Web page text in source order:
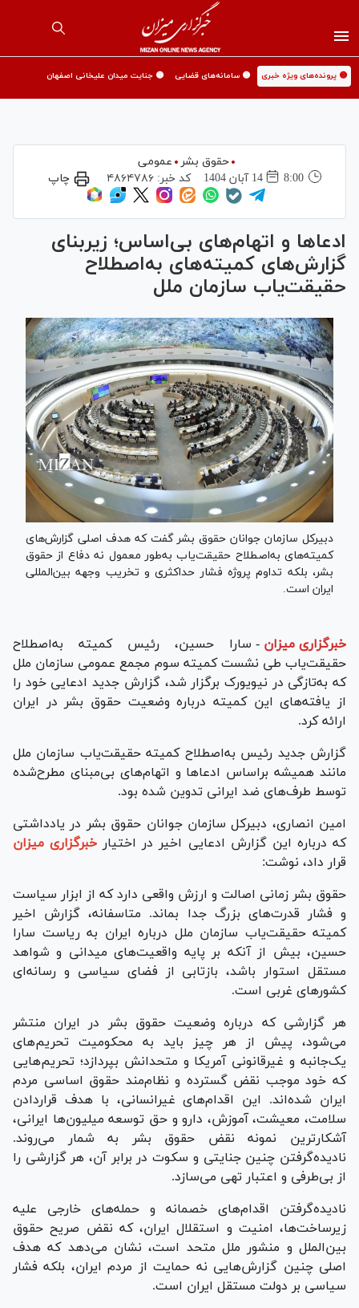
🟡 پرونده‌های ویژه خبری 🟡 سامانه‌های قضایی 🟡 جنایت میدان علیخانی اصفهان
حقوق بشر
عمومی
8:00
14 آبان 1404 کد خبر:۴۸۶۴۷۸۶ چاپ
ادعا‌ها و اتهام‌های بی‌اساس؛ زیربنای
گزارش‌های کمیته‌های به‌اصطلاح
حقیقت‌یاب سازمان ملل
دبیرکل سازمان جوانان حقوق بشر گفت که هدف اصلی گزارش‌های
کمیته‌های به‌اصطلاح حقیقت‌یاب به‌طور معمول نه دفاع از حقوق
بشر، بلکه تداوم پروژه فشار حداکثری و تخریب وجهه بین‌المللی
ایران است.
خبرگزاری میزان - سارا حسین، رئیس کمیته به‌اصطلاح
حقیقت‌یاب طی نشست کمیته سوم مجمع عمومی سازمان ملل
که به‌تازگی در نیویورک برگزار شد، گزارش جدید ادعایی خود را
از یافته‌های این کمیته درباره وضعیت حقوق بشر در ایران
ارائه کرد.
گزارش جدید رئیس به‌اصطلاح کمیته حقیقت‌یاب سازمان ملل
مانند همیشه براساس ادعا‌ها و اتهام‌های بی‌مبنای مطرح‌شده
توسط طرف‌های ضد ایرانی تدوین شده بود.
امین انصاری، دبیرکل سازمان جوانان حقوق بشر در یادداشتی
که درباره این گزارش ادعایی اخیر در اختیار خبرگزاری میزان
قرار داد، نوشت:
حقوق بشر زمانی اصالت و ارزش واقعی دارد که از ابزار سیاست
و فشار قدرت‌های بزرگ جدا بماند. متاسفانه، گزارش اخیر
کمیته حقیقت‌یاب سازمان ملل درباره ایران به ریاست سارا
حسین، بیش از آنکه بر پایه واقعیت‌های میدانی و شواهد
مستقل استوار باشد، بازتابی از فضای سیاسی و رسانه‌ای
کشور‌های غربی است.
هر گزارشی که درباره وضعیت حقوق بشر در ایران منتشر
می‌شود، پیش از هر چیز باید به محکومیت تحریم‌های
یک‌جانبه و غیرقانونی آمریکا و متحدانش بپردازد؛ تحریم‌هایی
که خود موجب نقض گسترده و نظام‌مند حقوق اساسی مردم
ایران شده‌اند. این اقدام‌های غیرانسانی، با هدف قراردادن
سلامت، معیشت، آموزش، دارو و حق توسعه میلیون‌ها ایرانی،
آشکارترین نمونه نقض حقوق بشر به شمار می‌روند.
نادیده‌گرفتن چنین جنایتی و سکوت در برابر آن، هر گزارشی را
از بی‌طرفی و اعتبار تهی می‌سازد.
نادیده‌گرفتن اقدام‌های خصمانه و حمله‌های خارجی علیه
زیرساخت‌ها، امنیت و استقلال ایران، که نقض صریح حقوق
بین‌الملل و منشور ملل متحد است، نشان می‌دهد که هدف
اصلی چنین گزارش‌هایی نه حمایت از مردم ایران، بلکه فشار
سیاسی بر دولت مستقل ایران است.